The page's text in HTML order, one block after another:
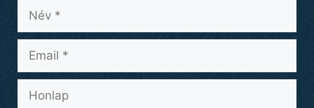
Név
Email
Honlap